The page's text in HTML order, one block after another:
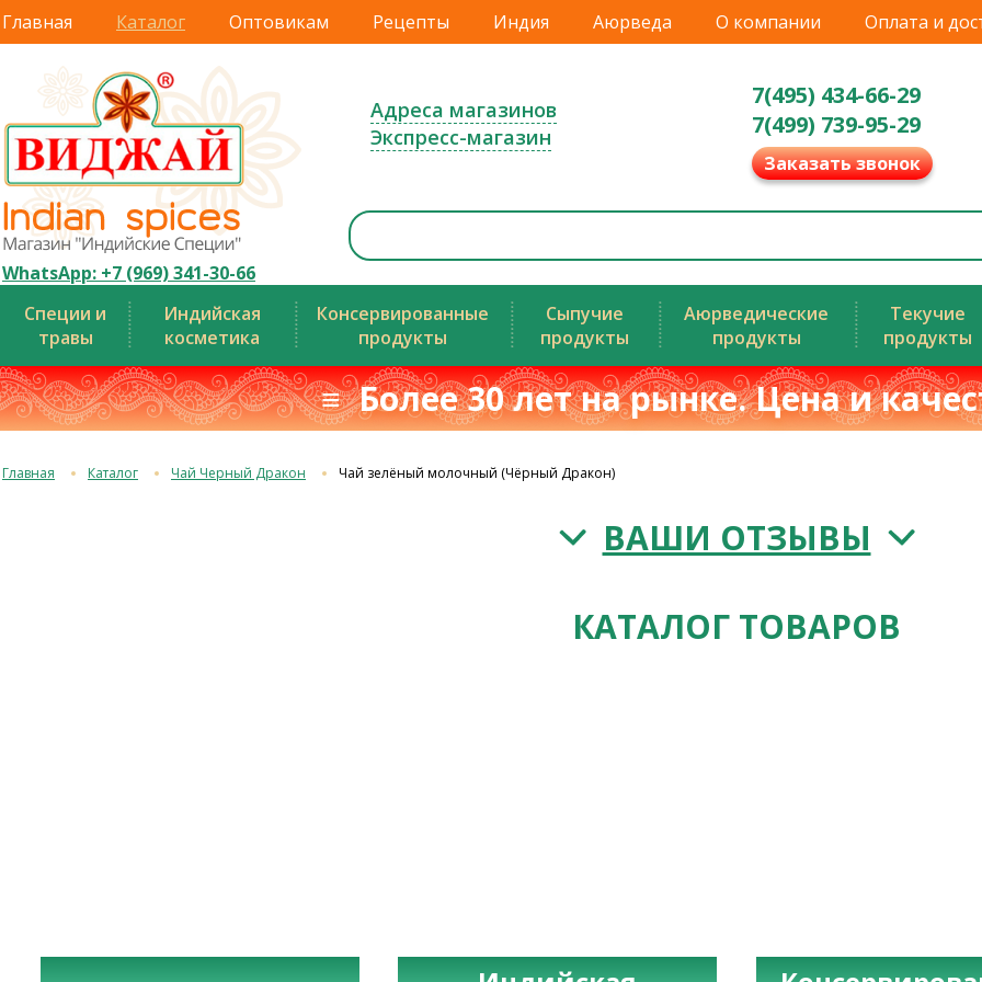
Главная Каталог Оптовикам Рецепты Индия Аюрведа О компании Оплата и
WhatsApp: +7 (969) 341-30-66
Адреса магазинов
Экспресс-магазин
7(495) 434-66-29
7(499) 739-95-29
Заказать звонок
Специи и
травы
Индийская
косметика
Консервированные
продукты
Сыпучие
продукты
Аюрведические
продукты
Текучие
продукты
≡ Более 30 лет на рынке. Цена и
Главная Каталог Чай Черный Дракон Чай зелёный молочный (Чёрный Дракон)
ВАШИ ОТЗЫВЫ
КАТАЛОГ ТОВАРОВ